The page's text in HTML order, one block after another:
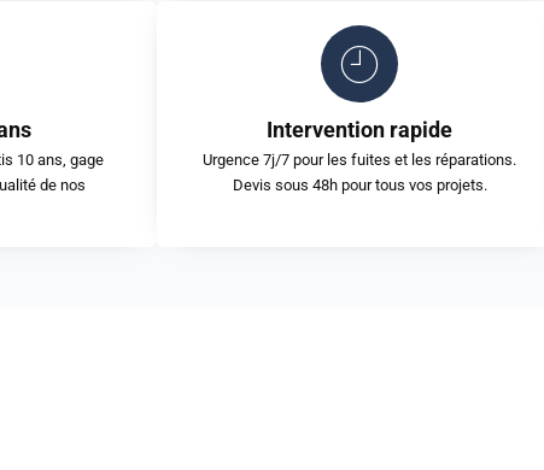
10 ans, gage
de nos
Intervention rapide
Urgence 7j/7 pour les fuites et les réparations.
Devis sous 48h pour tous vos projets.